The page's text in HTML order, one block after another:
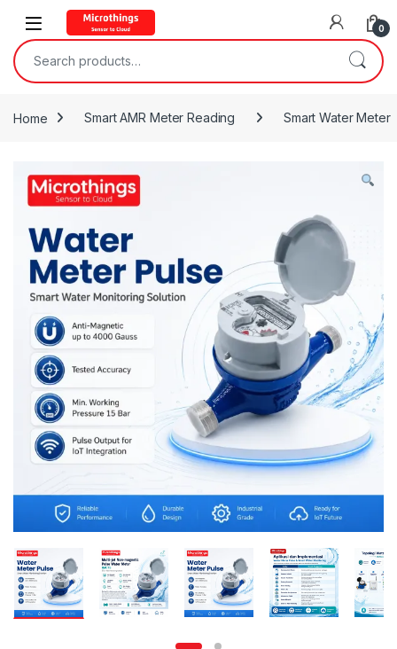
Open 0
Search for:
Home Smart AMR Meter Reading Smart Water Meter